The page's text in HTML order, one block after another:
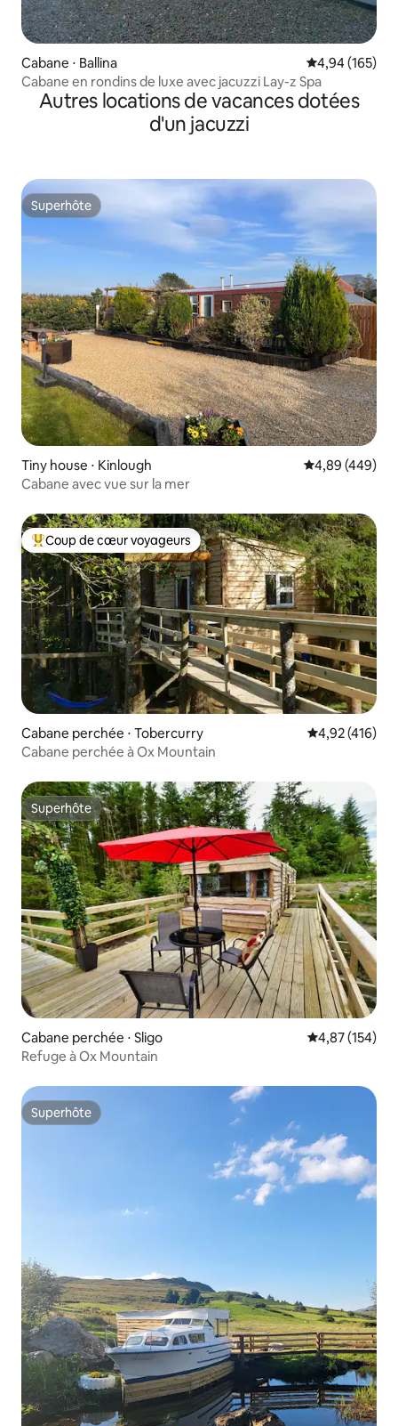
Cabane ⋅ Ballina Évaluation
4,94 (165)
Cabane en rondins de luxe avec jacuzzi Lay-z Spa
Autres locations de vacances dotées
d'un jacuzzi
Superhôte
Superhôte
Tiny house ⋅ Kinlough Évaluation
4,89 (449)
Cabane avec vue sur la mer
Coups de cœur voyageurs les plus appréciés
Coup de cœur voyageurs
Cabane perchée ⋅ Tobercurry Évaluation
4,92 (416)
Cabane perchée à Ox Mountain
Superhôte
Superhôte
Cabane perchée ⋅ Sligo Évaluation
4,87 (154)
Refuge à Ox Mountain
Superhôte
Superhôte